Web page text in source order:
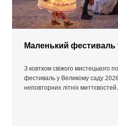
Маленький фестиваль
З ковтком свіжого мистецького
фестиваль у Великому саду 2026
неповторних літніх миттєвостей.